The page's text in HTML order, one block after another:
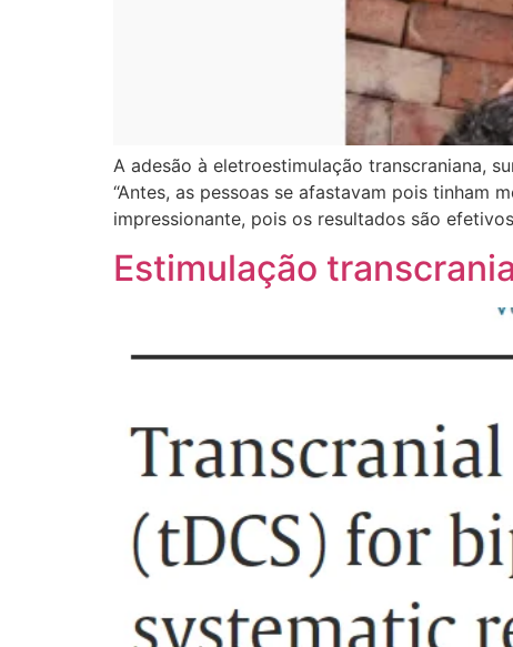
A adesão à eletroestimulação transcraniana,
“Antes, as pessoas se afastavam pois tinham
impressionante, pois os resultados são
Estimulação